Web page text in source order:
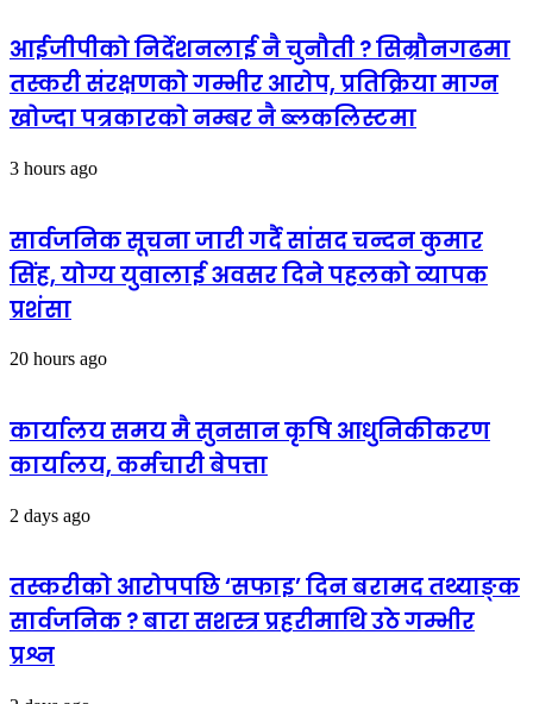
आईजीपीको निर्देशनलाई नै चुनौती ? सिम्रौनगढमा
तस्करी संरक्षणको गम्भीर आरोप, प्रतिक्रिया माग्न
खोज्दा पत्रकारको नम्बर नै ब्लकलिस्टमा
3 hours ago
सार्वजनिक सूचना जारी गर्दै सांसद चन्दन कुमार
सिंह, योग्य युवालाई अवसर दिने पहलको व्यापक
प्रशंसा
20 hours ago
कार्यालय समय मै सुनसान कृषि आधुनिकीकरण
कार्यालय, कर्मचारी बेपत्ता
2 days ago
तस्करीको आरोपपछि ‘सफाइ’ दिन बरामद तथ्याङ्क
सार्वजनिक ? बारा सशस्त्र प्रहरीमाथि उठे गम्भीर
प्रश्न